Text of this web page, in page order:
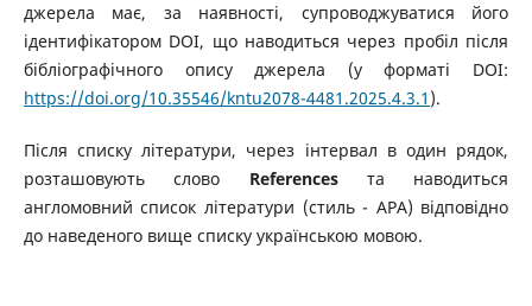
джерела має, за наявності, супроводжуватися його
ідентифікатором DOI, що наводиться через пробіл після
бібліографічного опису джерела (у форматі DOI:
https://doi.org/10.35546/kntu2078-4481.2025.4.3.1 ).
Після списку літератури, через інтервал в один рядок,
розташовують слово Referencesта наводиться
англомовний список літератури (стиль - APA) відповідно
до наведеного вище списку українською мовою.